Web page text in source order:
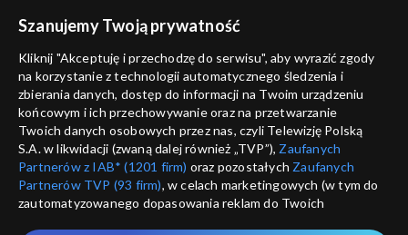
ANULUJ
informacje o dostawcy usług
Szanujemy Twoją prywatność
Kliknij "Akceptuję i przechodzę do serwisu", aby wyrazić zgody
na korzystanie z technologii automatycznego śledzenia i
zbierania danych, dostęp do informacji na Twoim urządzeniu
końcowym i ich przechowywanie oraz na przetwarzanie
Twoich danych osobowych przez nas, czyli Telewizję Polską
S.A. w likwidacji (zwaną dalej również „TVP”), Zaufanych
Partnerów z IAB* (1201 firm) oraz pozostałych Zaufanych
Partnerów TVP (93 firm), w celach marketingowych (w tym do
zautomatyzowanego dopasowania reklam do Twoich